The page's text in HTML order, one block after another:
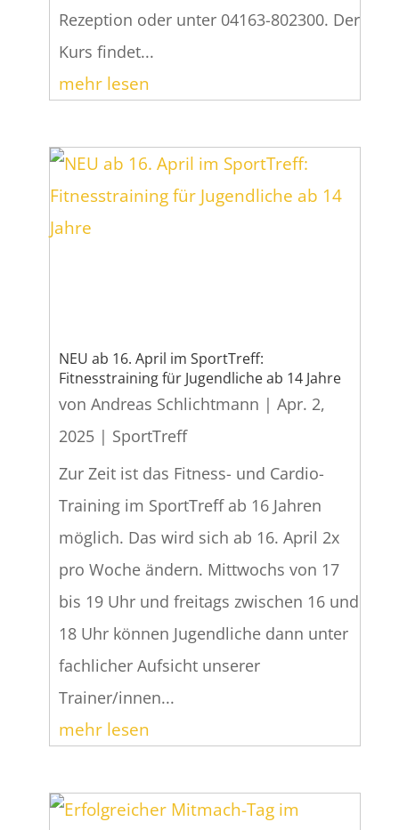
Rezeption oder unter 04163-802300. Der
Kurs findet...
mehr lesen
NEU ab 16. April im SportTreff:
Fitnesstraining für Jugendliche ab 14 Jahre
von Andreas Schlichtmann | Apr. 2,
2025| SportTreff
Zur Zeit ist das Fitness- und Cardio-
Training im SportTreff ab 16 Jahren
möglich. Das wird sich ab 16. April 2x
pro Woche ändern. Mittwochs von 17
bis 19 Uhr und freitags zwischen 16 und
18 Uhr können Jugendliche dann unter
fachlicher Aufsicht unserer
Trainer/innen...
mehr lesen